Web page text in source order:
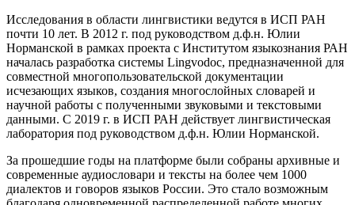
Исследования в области лингвистики ведутся в ИСП РАН
почти 10 лет. В 2012 г. под руководством д.ф.н. Юлии
Норманской в рамках проекта с Институтом языкознания РАН
началась разработка системы Lingvodoc, предназначенной для
совместной многопользовательской документации
исчезающих языков, создания многослойных словарей и
научной работы с полученными звуковыми и текстовыми
данными. С 2019 г. в ИСП РАН действует лингвистическая
лаборатория под руководством д.ф.н. Юлии Норманской.
За прошедшие годы на платформе были собраны архивные и
современные аудиословари и тексты на более чем 1000
диалектов и говоров языков России. Это стало возможным